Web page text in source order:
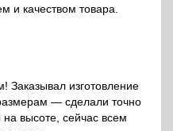
и качеством товара.
Заказывал изготовление
— сделали точно
на высоте, сейчас всем